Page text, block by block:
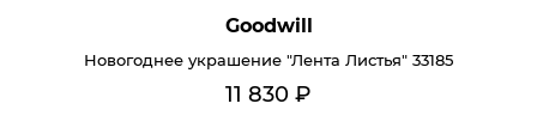
Goodwill
Новогоднее украшение "Лента Листья" 33185
11 830 ₽